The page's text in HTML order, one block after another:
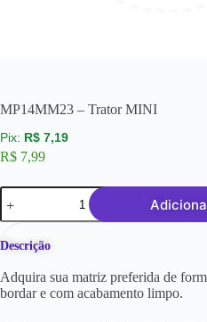
MP14MM23 – Trator MINI
R$ 7,19
R$ 7,99
Descrição
Adquira sua matriz preferida de
bordar e com acabamento limpo.